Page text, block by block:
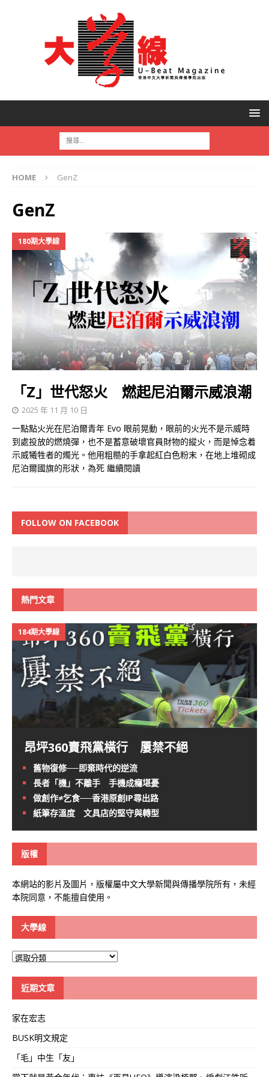
HOME GenZ
GenZ
180期大學線
「Z」世代怒火 燃起尼泊爾示威浪潮
2025 年 11 月 10 日
一點點火光在尼泊爾青年 Evo 眼前晃動，眼前的火光不是示威時
到處投放的燃燒彈，也不是蓄意破壞官員財物的縱火，而是悼念着
示威犧牲者的燭光。他用粗糙的手拿起紅白色粉末，在地上堆砌成
尼泊爾國旗的形狀，為死 繼續閱讀
FOLLOW ON FACEBOOK
熱門文章
184期大學線
昂坪360賣飛黨橫行 屢禁不絕
舊物復修──即棄時代的逆流
長者「機」不離手 手機成癮堪憂
做創作≠乞食──香港原創IP尋出路
紙筆存溫度 文具店的堅守與轉型
版權
本網站的影片及圖片，版權屬中文大學新聞與傳播學院所有，未經
本院同意，不能擅自使用。
大學線
大
近期文章
家在宏志
BUSK明文規定
「毛」中生「友」